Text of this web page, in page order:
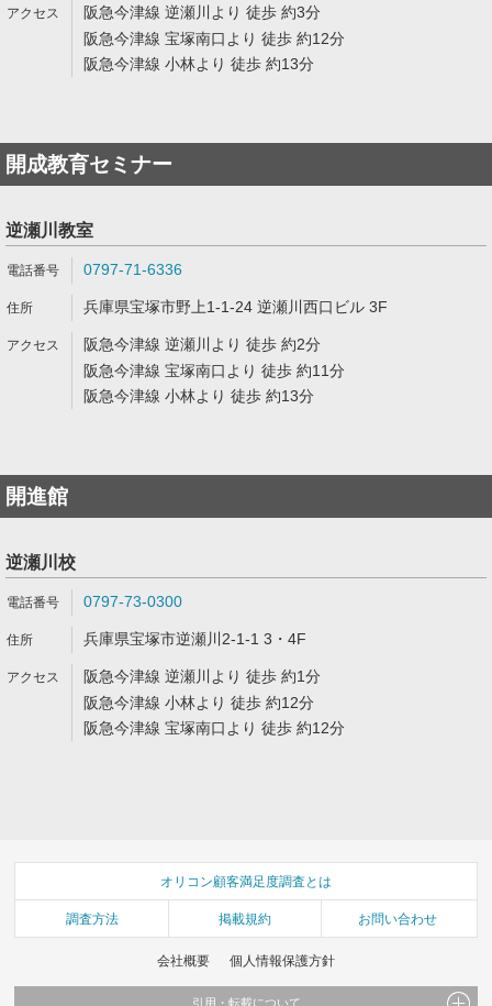
阪急今津線 逆瀬川より 徒歩 約3分
阪急今津線 宝塚南口より 徒歩 約12分
阪急今津線 小林より 徒歩 約13分
開成教育セミナー
逆瀬川教室
0797-71-6336
兵庫県宝塚市野上1-1-24 逆瀬川西口ビル 3F
阪急今津線 逆瀬川より 徒歩 約2分
阪急今津線 宝塚南口より 徒歩 約11分
阪急今津線 小林より 徒歩 約13分
開進館
逆瀬川校
0797-73-0300
兵庫県宝塚市逆瀬川2-1-1 3・4F
阪急今津線 逆瀬川より 徒歩 約1分
阪急今津線 小林より 徒歩 約12分
阪急今津線 宝塚南口より 徒歩 約12分
オリコン顧客満足度調査とは
調査方法 掲載規約 お問い合わせ
会社概要 個人情報保護方針
引用・転載について